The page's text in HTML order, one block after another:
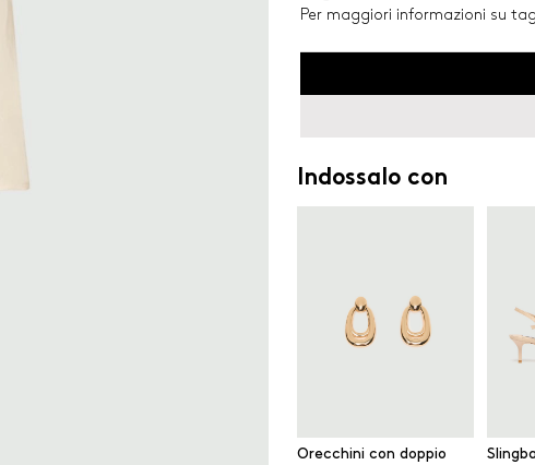
Per maggiori informazioni su
Indossalo con
Orecchini con doppio